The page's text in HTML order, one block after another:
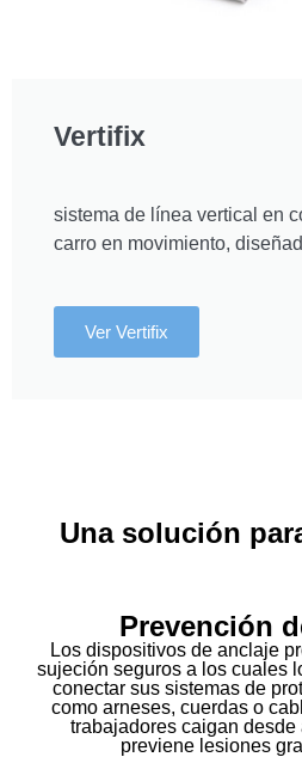
Vertifix
sistema de línea vertical en
carro en movimiento,
Ver Vertifix
Una solución
Prevención
Los dispositivos de anclaje
sujeción seguros a los cuales
conectar sus sistemas de
como arneses, cuerdas o
trabajadores caigan
previene lesiones